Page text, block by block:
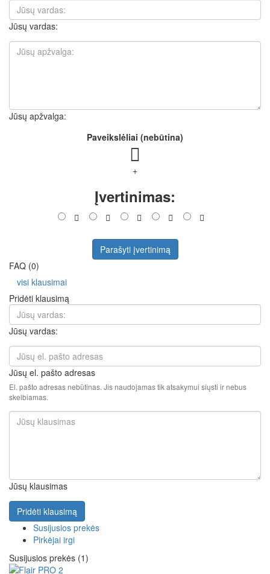
Jūsų vardas:
Jūsų apžvalga:
Paveikslėliai (nebūtina)
+
Įvertinimas:
Parašyti įvertinimą
FAQ (0)
visi klausimai
Pridėti klausimą
Jūsų vardas:
Jūsų el. pašto adresas
El. pašto adresas nebūtinas. Jis naudojamas tik atsakymui siųsti ir nebus
skelbiamas.
Jūsų klausimas
Pridėti klausimą
Susijusios prekės
Pirkėjai irgi
Susijusios prekės (1)